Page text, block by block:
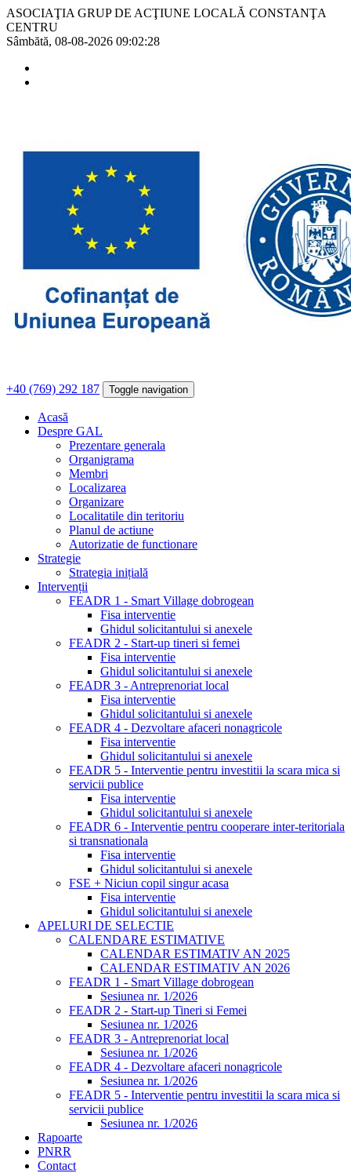
ASOCIAŢIA GRUP DE ACŢIUNE LOCALĂ CONSTANŢA
CENTRU
Sâmbătă, 08-08-2026 09:02:28
+40 (769) 292 187 Toggle navigation
Acasă
Despre GAL
Prezentare generala
Organigrama
Membri
Localizarea
Organizare
Localitatile din teritoriu
Planul de actiune
Autorizatie de functionare
Strategie
Strategia inițială
Intervenții
FEADR 1 - Smart Village dobrogean
Fisa interventie
Ghidul solicitantului si anexele
FEADR 2 - Start-up tineri si femei
Fisa interventie
Ghidul solicitantului si anexele
FEADR 3 - Antreprenoriat local
Fisa interventie
Ghidul solicitantului si anexele
FEADR 4 - Dezvoltare afaceri nonagricole
Fisa interventie
Ghidul solicitantului si anexele
FEADR 5 - Interventie pentru investitii la scara mica si
servicii publice
Fisa interventie
Ghidul solicitantului si anexele
FEADR 6 - Interventie pentru cooperare inter-teritoriala
si transnationala
Fisa interventie
Ghidul solicitantului si anexele
FSE + Niciun copil singur acasa
Fisa interventie
Ghidul solicitantului si anexele
APELURI DE SELECTIE
CALENDARE ESTIMATIVE
CALENDAR ESTIMATIV AN 2025
CALENDAR ESTIMATIV AN 2026
FEADR 1 - Smart Village dobrogean
Sesiunea nr. 1/2026
FEADR 2 - Start-up Tineri si Femei
Sesiunea nr. 1/2026
FEADR 3 - Antreprenoriat local
Sesiunea nr. 1/2026
FEADR 4 - Dezvoltare afaceri nonagricole
Sesiunea nr. 1/2026
FEADR 5 - Interventie pentru investitii la scara mica si
servicii publice
Sesiunea nr. 1/2026
Rapoarte
PNRR
Contact